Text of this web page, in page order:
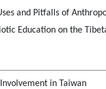
and Pitfalls of
Education on the
in Taiwan